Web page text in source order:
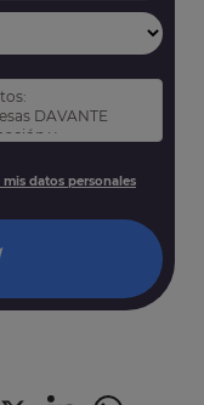
DAVANTE
y
sus datos,
en nuestra
datos personales